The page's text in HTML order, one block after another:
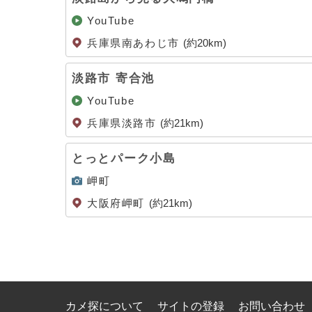
YouTube
兵庫県南あわじ市 (約20km)
淡路市 寄合池
YouTube
兵庫県淡路市 (約21km)
とっとパーク小島
岬町
大阪府岬町 (約21km)
カメ探について サイトの登録 お問い合わせ